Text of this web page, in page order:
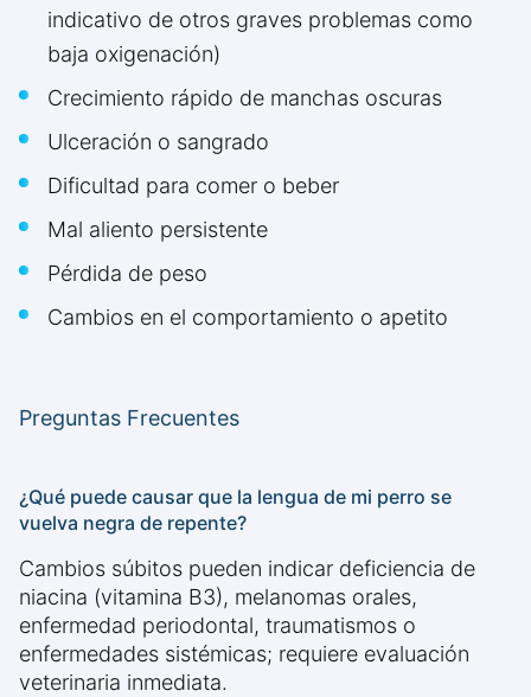
indicativo de otros graves problemas como
baja oxigenación)
Crecimiento rápido de manchas oscuras
Ulceración o sangrado
Dificultad para comer o beber
Mal aliento persistente
Pérdida de peso
Cambios en el comportamiento o apetito
Preguntas Frecuentes
¿Qué puede causar que la lengua de mi perro se
vuelva negra de repente?
Cambios súbitos pueden indicar deficiencia de
niacina (vitamina B3), melanomas orales,
enfermedad periodontal, traumatismos o
enfermedades sistémicas; requiere evaluación
veterinaria inmediata.